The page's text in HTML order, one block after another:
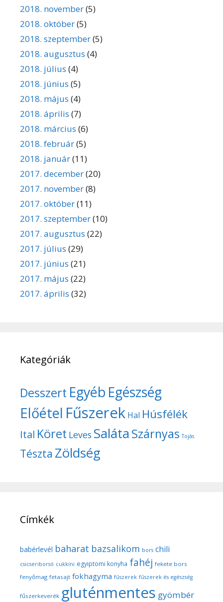
2018. november(5)
2018. október(5)
2018. szeptember(5)
2018. augusztus (4)
2018. július (4)
2018. június (5)
2018. május (4)
2018. április (7)
2018. március (6)
2018. február(5)
2018. január(11)
2017. december(20)
2017. november(8)
2017. október(11)
2017. szeptember(10)
2017. augusztus (22)
2017. július (29)
2017. június (21)
2017. május (22)
2017. április (32)
Kategóriák
Desszert Egyéb Egészség
Előétel Fűszerek Hal Húsfélék
Ital Köret Leves SalátaSzárnyas Tojás
Tészta Zöldség
Címkék
babérlevél baharat bazsalikom bors chili
csicseriborsó cukkíni egyiptomi konyha fahéj fekete bors
fenyőmag fetasajt fokhagyma fűszerek fűszerek és egészség
fűszerkeverék gluténmentes gyömbér